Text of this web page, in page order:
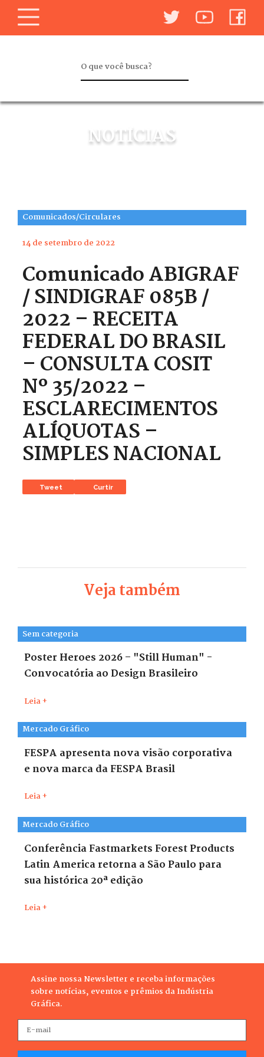
NOTÍCIAS
Comunicados/Circulares
14 de setembro de 2022
Comunicado ABIGRAF
/ SINDIGRAF 085B /
2022 – RECEITA
FEDERAL DO BRASIL
– CONSULTA COSIT
Nº 35/2022 –
ESCLARECIMENTOS
ALÍQUOTAS –
SIMPLES NACIONAL
Tweet Curtir
Veja também
Sem categoria
Poster Heroes 2026 – "Still Human" -
Convocatória ao Design Brasileiro
Leia +
Mercado Gráfico
FESPA apresenta nova visão corporativa
e nova marca da FESPA Brasil
Leia +
Mercado Gráfico
Conferência Fastmarkets Forest Products
Latin America retorna a São Paulo para
sua histórica 20ª edição
Leia +
Assine nossa Newsletter e receba informações
sobre notícias, eventos e prêmios da Indústria
Gráfica.